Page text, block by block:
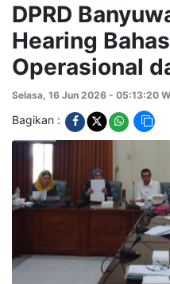
DPRD
Hearing
Operasional
Selasa, 16 Jun 2026 - 05:13:20
Bagikan :